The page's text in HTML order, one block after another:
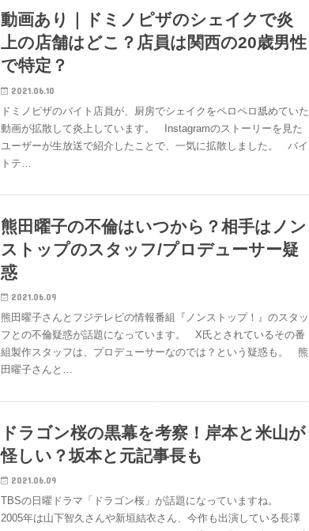
動画あり｜ドミノピザのシェイクで炎
上の店舗はどこ？店員は関西の20歳男性
で特定？
2021.06.10
ドミノピザのバイト店員が、厨房でシェイクをペロペロ舐めていた
動画が拡散して炎上しています。 Instagramのストーリーを見た
ユーザーが生放送で紹介したことで、一気に拡散しました。 バイ
トテ…
熊田曜子の不倫はいつから？相手はノン
ストップのスタッフ/プロデューサー疑
惑
2021.06.09
熊田曜子さんとフジテレビの情報番組『ノンストップ！』のスタッ
フとの不倫疑惑が話題になっています。 X氏とされているその番
組製作スタッフは、プロデューサーなのでは？という疑惑も。 熊
田曜子さんと…
ドラゴン桜の黒幕を考察！岸本と米山が
怪しい？坂本と元記事長も
2021.06.09
TBSの日曜ドラマ「ドラゴン桜」が話題になっていますね。
2005年は山下智久さんや新垣結衣さん、今作も出演している長澤